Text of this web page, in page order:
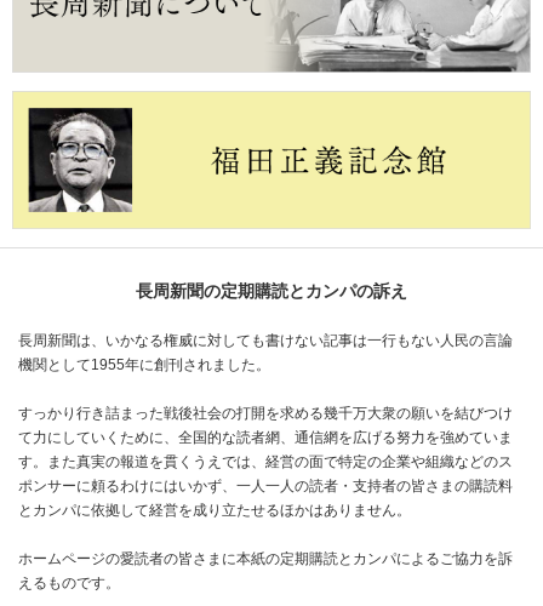
長周新聞の定期購読とカンパの訴え
長周新聞は、いかなる権威に対しても書けない記事は一行もない人民の言論
機関として1955年に創刊されました。
すっかり行き詰まった戦後社会の打開を求める幾千万大衆の願いを結びつけ
て力にしていくために、全国的な読者網、通信網を広げる努力を強めていま
す。また真実の報道を貫くうえでは、経営の面で特定の企業や組織などのス
ポンサーに頼るわけにはいかず、一人一人の読者・支持者の皆さまの購読料
とカンパに依拠して経営を成り立たせるほかはありません。
ホームページの愛読者の皆さまに本紙の定期購読とカンパによるご協力を訴
えるものです。